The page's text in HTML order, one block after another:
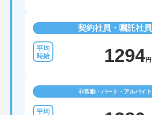
契約社員・嘱託社員
1294円
非常勤・パート・アルバイト